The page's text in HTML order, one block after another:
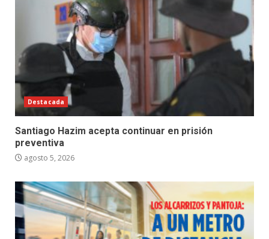
Destacada
Santiago Hazim acepta continuar en prisión
preventiva
agosto 5, 2026